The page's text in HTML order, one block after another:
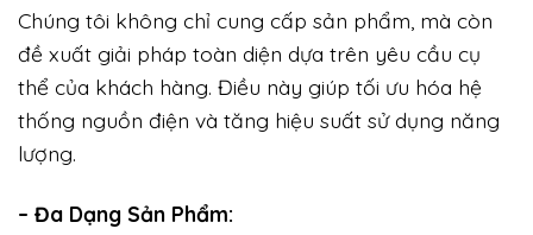
Chúng tôi không chỉ cung cấp sản phẩm, mà còn
đề xuất giải pháp toàn diện dựa trên yêu cầu cụ
thể của khách hàng. Điều này giúp tối ưu hóa hệ
thống nguồn điện và tăng hiệu suất sử dụng năng
lượng.
– Đa Dạng Sản Phẩm: